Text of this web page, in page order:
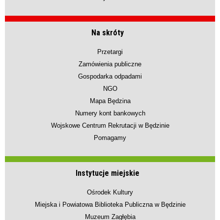
Na skróty
Przetargi
Zamówienia publiczne
Gospodarka odpadami
NGO
Mapa Będzina
Numery kont bankowych
Wojskowe Centrum Rekrutacji w Będzinie
Pomagamy
Instytucje miejskie
Ośrodek Kultury
Miejska i Powiatowa Biblioteka Publiczna w Będzinie
Muzeum Zagłębia